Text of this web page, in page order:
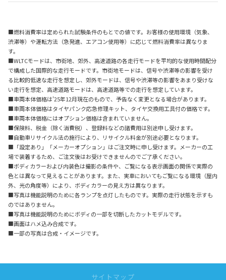
■燃料消費率は定められた試験条件のもとでの値です。お客様の使用環境（気象、
渋滞等）や運転方法（急発進、エアコン使用等）に応じて燃料消費率は異なりま
す。
■WLTCモードは、市街地、郊外、高速道路の各走行モードを平均的な使用時間配分
で構成した国際的な走行モードです。市街地モードは、信号や渋滞等の影響を受け
る比較的低速な走行を想定し、郊外モードは、信号や渋滞等の影響をあまり受けな
い走行を想定、高速道路モードは、高速道路等での走行を想定しています。
■車両本体価格は'25年12月現在のもので、予告なく変更となる場合があります。
■車両本体価格はタイヤパンク応急修理キット、タイヤ交換用工具付の価格です。
■車両本体価格にはオプション価格は含まれていません。
■保険料、税金（除く消費税）、登録料などの諸費用は別途申し受けます。
■自動車リサイクル法の施行により、リサイクル料金が別途必要となります。
■「設定あり」「メーカーオプション」はご注文時に申し受けます。メーカーの工
場で装着するため、ご注文後はお受けできませんのでご了承ください。
■ボディカラーおよび内装色は撮影の条件や、ご覧になる表示画面の関係で実際の
色とは異なって見えることがあります。また、実車においてもご覧になる環境（屋内
外、光の角度等）により、ボディカラーの見え方は異なります。
■写真は機能説明のために各ランプを点灯したものです。実際の走行状態を示すも
のではありません。
■写真は機能説明のためにボディの一部を切断したカットモデルです。
■画面はハメ込み合成です。
■一部の写真は合成・イメージです。
サイトマップ